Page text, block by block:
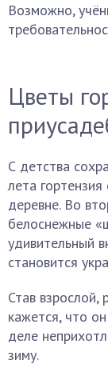
Возможно,
Цветы
С детства
лета
деревне. Во
белоснежные
удивительный
становится
Став взрослой,
кажется, что
деле
зиму.